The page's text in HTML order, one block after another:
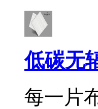
低碳无
每一片